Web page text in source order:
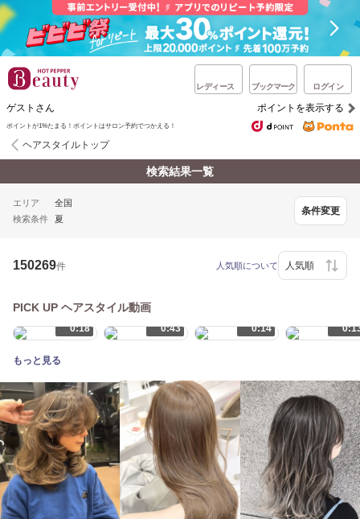
レディース ブックマーク ログイン
ゲストさん ポイントを表示する
ポイントが1%たまる！ポイントはサロン予約でつかえる！
ヘアスタイルトップ
検索結果一覧
エリア
全国
検索条件
夏
条件変更
150269件 人気順について
PICK UP ヘアスタイル動画
0:18 0:43 0:14
もっと見る